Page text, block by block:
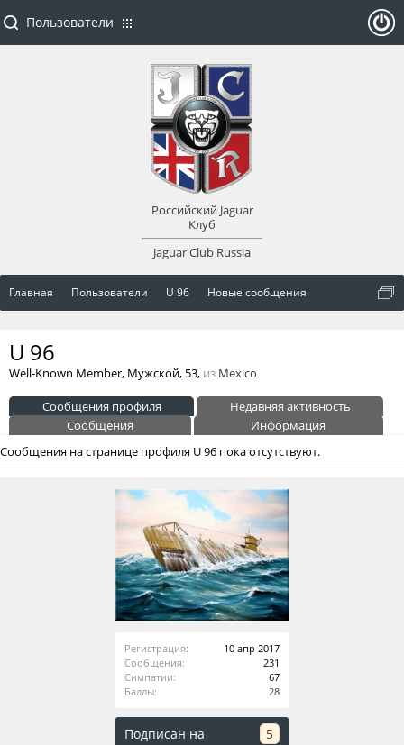
Главная Пользователи U 96 Новые сообщения
Регистрация:
10 апр 2017
Сообщения:
231
Симпатии:
67
Баллы:
28
Подписан на 5
U 96
Well-Known Member, Мужской, 53, из Mexico
Сообщения профиля
Недавняя активность
Сообщения
Информация
Сообщения на странице профиля U 96 пока отсутствуют.
Пользователи
Российский Jaguar
Клуб
Jaguar Club Russia
оват